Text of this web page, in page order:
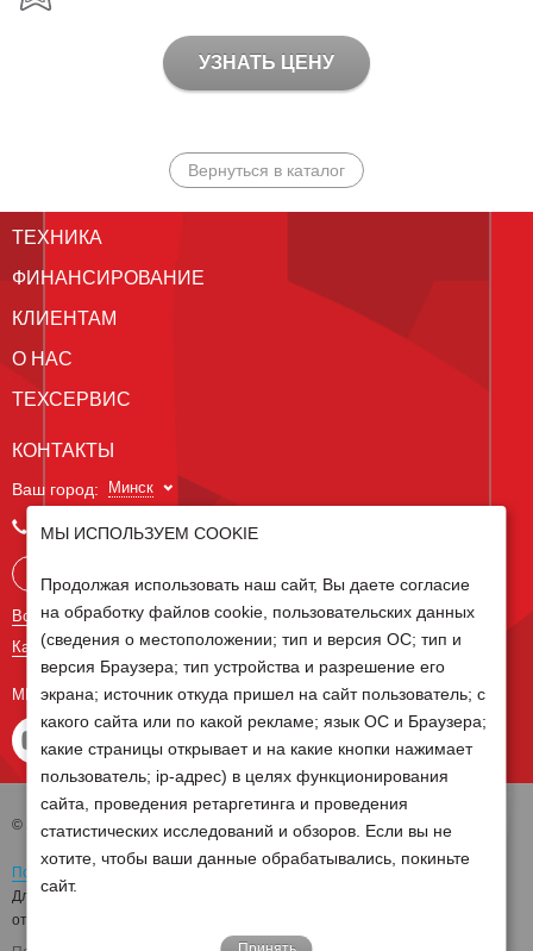
УЗНАТЬ ЦЕНУ
Вернуться в каталог
ТЕХНИКА
ФИНАНСИРОВАНИЕ
КЛИЕНТАМ
О НАС
ТЕХСЕРВИС
КОНТАКТЫ
Ваш город: Минск
+375 29 238 97 34
Все контакты
Карта сайта
МЫ В СОЦ СЕТЯХ
© 2026 Группа компаний Белагро
Политика обработки персональных данных
Для отзыва согласия на обработку персональных данных необходимо
отправить письмо на электронную почту
МЫ ИСПОЛЬЗУЕМ COOKIE
Продолжая использовать наш сайт, Вы даете согласие
на обработку файлов cookie, пользовательских данных
(сведения о местоположении; тип и версия ОС; тип и
версия Браузера; тип устройства и разрешение его
экрана; источник откуда пришел на сайт пользователь; с
какого сайта или по какой рекламе; язык ОС и Браузера;
какие страницы открывает и на какие кнопки нажимает
пользователь; ip-адрес) в целях функционирования
сайта, проведения ретаргетинга и проведения
статистических исследований и обзоров. Если вы не
хотите, чтобы ваши данные обрабатывались, покиньте
сайт.